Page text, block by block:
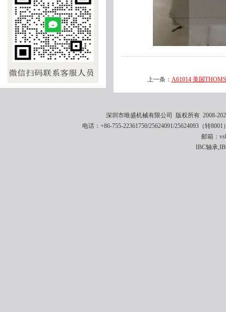
上一条： A61014 美国
深圳市唯盛机械有限公司 版权所有 2008-
电话：+86-755-22361750/25624091/25624093（转
邮箱：
IBC轴承